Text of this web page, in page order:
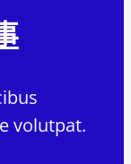
volutpat.